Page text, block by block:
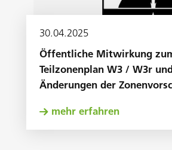
30.04.2025
Öffentliche Mitwirkung
Teilzonenplan W3 / W3r
Änderungen der
mehr erfahren